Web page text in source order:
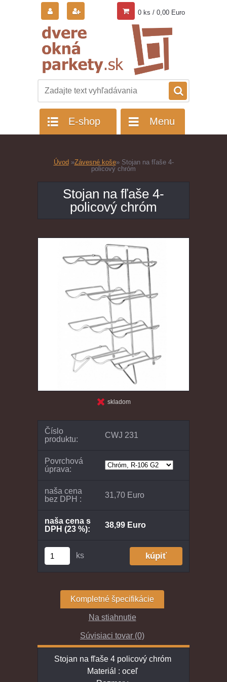
0 ks / 0,00 Euro
E-shop Menu
Úvod »Závesné koše» Stojan na fľaše 4-
policový chróm
Stojan na fľaše 4-
policový chróm
skladom
Číslo
produktu:
CWJ 231
Povrchová
úprava:
naša cena
bez DPH :
31,70 Euro
naša cena s
DPH (23 %):
38,99 Euro
ks
Kompletné špecifikácie
Na stiahnutie
Súvisiaci tovar (0)
Stojan na fľaše 4 policový chróm
Materiál : oceľ